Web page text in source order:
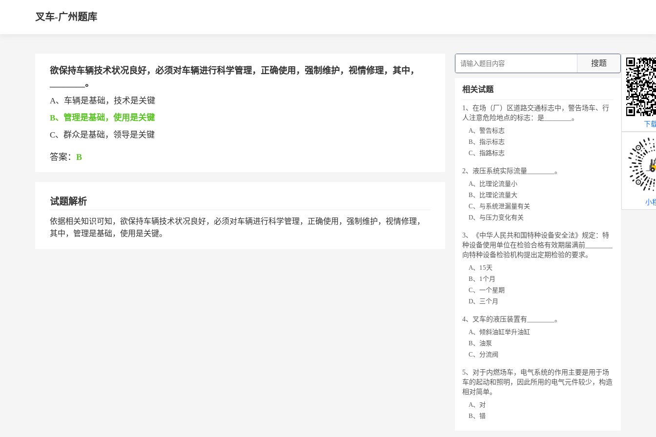
叉车-广州题库
欲保持车辆技术状况良好，必须对车辆进行科学管理，正确使用，强制维护，视情修理，其中，
________。
A、车辆是基础，技术是关键
B、管理是基础，使用是关键
C、群众是基础，领导是关键
答案： B
试题解析
依据相关知识可知，欲保持车辆技术状况良好，必须对车辆进行科学管理，正确使用，强制维护，视情修理，
其中，管理是基础，使用是关键。
搜题
相关试题
1、在场（厂）区道路交通标志中，警告场车、行
人注意危险地点的标志：是________。
A、警告标志
B、指示标志
C、指路标志
2、液压系统实际流量________。
A、比理论流量小
B、比理论流量大
C、与系统泄漏量有关
D、与压力变化有关
3、《中华人民共和国特种设备安全法》规定：特
种设备使用单位在检验合格有效期届满前________
向特种设备检验机构提出定期检验的要求。
A、15天
B、1个月
C、一个星期
D、三个月
4、叉车的液压装置有________。
A、倾斜油缸举升油缸
B、油泵
C、分流阀
5、对于内燃场车，电气系统的作用主要是用于场
车的起动和照明，因此所用的电气元件较少，构造
相对简单。
A、对
B、错
下
小